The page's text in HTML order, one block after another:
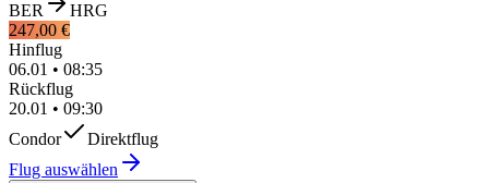
BER
HRG
247,00 €
Hinflug
06.01 • 08:35
Rückflug
20.01 • 09:30
Condor
Direktflug
Flug auswählen